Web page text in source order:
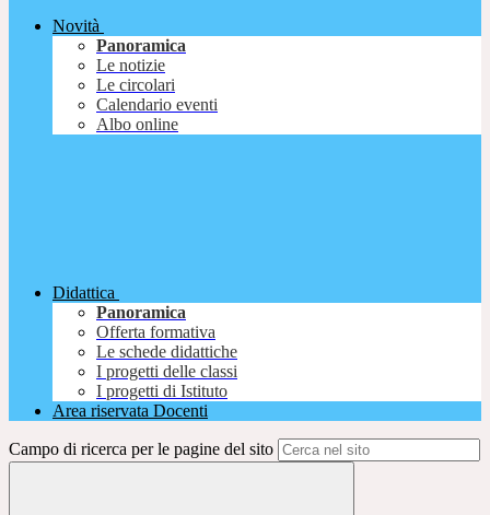
Novità
Panoramica
Le notizie
Le circolari
Calendario eventi
Albo online
Didattica
Panoramica
Offerta formativa
Le schede didattiche
I progetti delle classi
I progetti di Istituto
Area riservata Docenti
Campo di ricerca per le pagine del sito